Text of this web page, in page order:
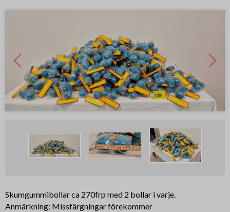
Skumgummibollar ca 270frp med 2 bollar i varje.
Anmärkning: Missfärgningar förekommer